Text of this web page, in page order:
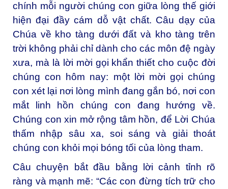
chính mỗi người chúng con giữa lòng thế giới
hiện đại đầy cám dỗ vật chất. Câu dạy của
Chúa về kho tàng dưới đất và kho tàng trên
trời không phải chỉ dành cho các môn đệ ngày
xưa, mà là lời mời gọi khẩn thiết cho cuộc đời
chúng con hôm nay: một lời mời gọi chúng
con xét lại nơi lòng mình đang gắn bó, nơi con
mắt linh hồn chúng con đang hướng về.
Chúng con xin mở rộng tâm hồn, để Lời Chúa
thấm nhập sâu xa, soi sáng và giải thoát
chúng con khỏi mọi bóng tối của lòng tham.
Câu chuyện bắt đầu bằng lời cảnh tỉnh rõ
ràng và mạnh mẽ: “Các con đừng tích trữ cho